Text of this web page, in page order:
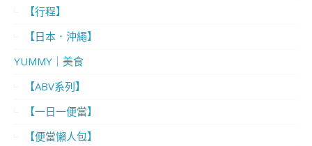
【行程】
【日本．沖繩】
YUMMY｜美食
【ABV系列】
【一日一便當】
【便當懶人包】